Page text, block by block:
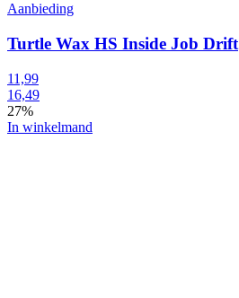
Aanbieding
Turtle Wax HS Inside Job Drift
11,99
16,49
27%
In winkelmand